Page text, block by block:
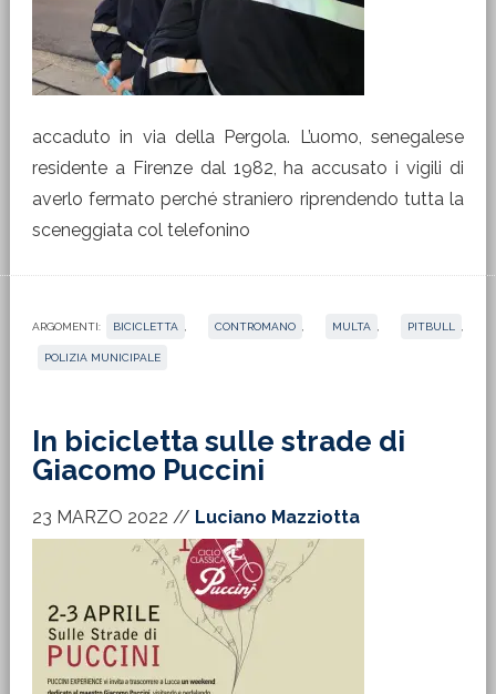
accaduto in via della Pergola. L’uomo, senegalese
residente a Firenze dal 1982, ha accusato i vigili di
averlo fermato perché straniero riprendendo tutta la
sceneggiata col telefonino
ARGOMENTI: BICICLETTA CONTROMANO MULTA PITBULL
POLIZIA MUNICIPALE
In bicicletta sulle strade di
Giacomo Puccini
23 MARZO 2022 // Luciano Mazziotta